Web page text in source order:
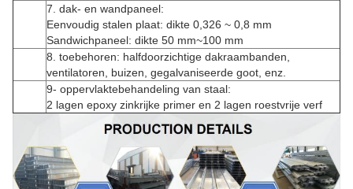
7. dak- en wandpaneel:
Eenvoudig stalen plaat: dikte 0,326 ~ 0,8 mm
Sandwichpaneel: dikte 50 mm~100 mm
8. toebehoren: halfdoorzichtige dakraambanden,
ventilatoren, buizen, gegalvaniseerde goot, enz.
9- oppervlaktebehandeling van staal:
2 lagen epoxy zinkrijke primer en 2 lagen roestvrije verf